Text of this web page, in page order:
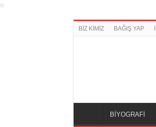
BİZ KİMİZ BAĞIŞ YAP
BİYOGRAFİ